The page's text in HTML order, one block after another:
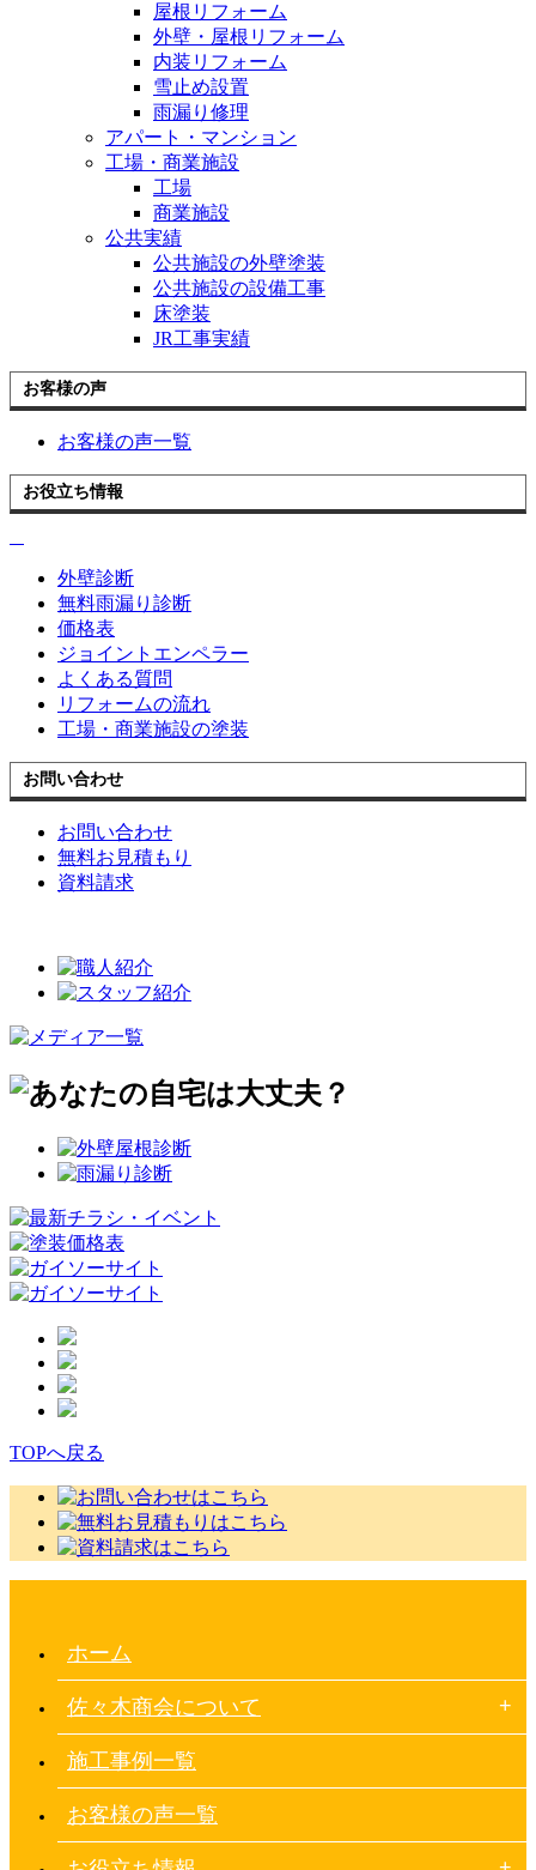
屋根リフォーム
外壁・屋根リフォーム
内装リフォーム
雪止め設置
雨漏り修理
アパート・マンション
工場・商業施設
工場
商業施設
公共実績
公共施設の外壁塗装
公共施設の設備工事
床塗装
JR工事実績
お客様の声
お客様の声一覧
お役立ち情報
外壁診断
無料雨漏り診断
価格表
ジョイントエンペラー
よくある質問
リフォームの流れ
工場・商業施設の塗装
お問い合わせ
お問い合わせ
無料お見積もり
資料請求
TOPへ戻る
ホーム
佐々木商会について
施工事例一覧
お客様の声一覧